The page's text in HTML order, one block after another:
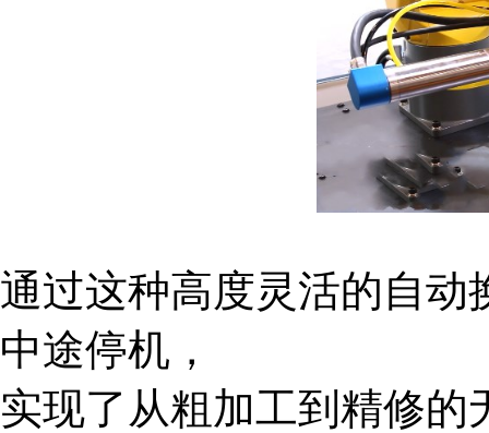
通过这种高度灵活的自动
中途停机，
实现了从粗加工到精修